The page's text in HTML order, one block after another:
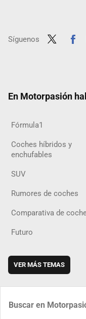
Síguenos
En Motorpasión
Fórmula1
Coches híbridos y
enchufables
SUV
Rumores de coches
Comparativa de
Futuro
VER MÁS TEMAS